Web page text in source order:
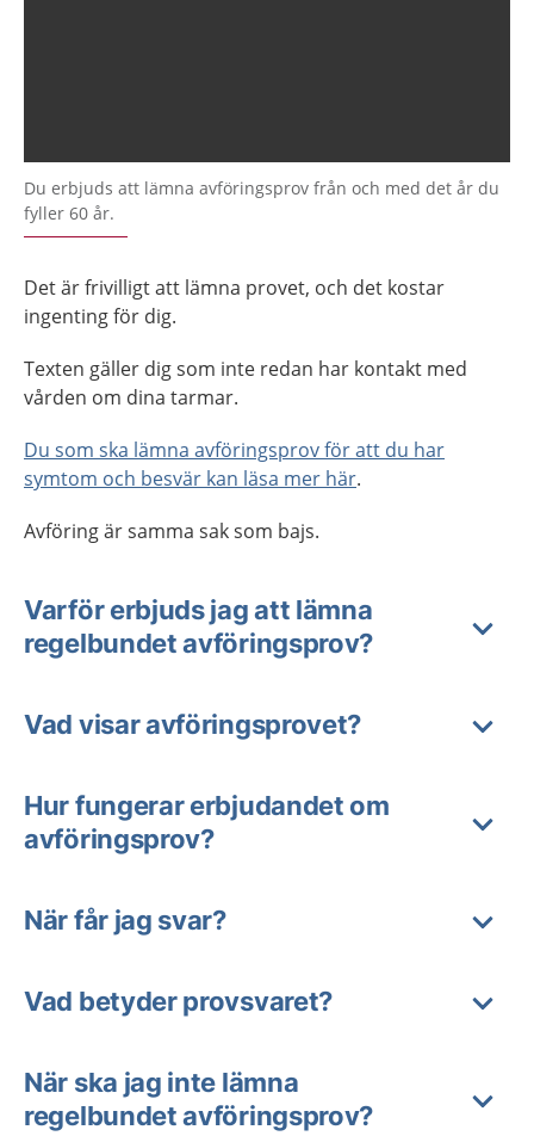
Du erbjuds att lämna avföringsprov från och med det år du
fyller 60 år.
Det är frivilligt att lämna provet, och det kostar
ingenting för dig.
Texten gäller dig som inte redan har kontakt med
vården om dina tarmar.
Du som ska lämna avföringsprov för att du har
symtom och besvär kan läsa mer här.
Avföring är samma sak som bajs.
Varför erbjuds jag att lämna
regelbundet avföringsprov?
Vad visar avföringsprovet?
Hur fungerar erbjudandet om
avföringsprov?
När får jag svar?
Vad betyder provsvaret?
När ska jag inte lämna
regelbundet avföringsprov?